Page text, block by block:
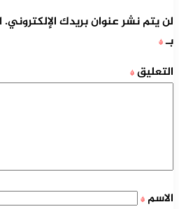
لن يتم نشر عنوان بريدك الإلكتروني.
بـ*
التعليق *
الاسم *